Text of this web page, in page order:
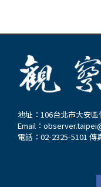
地址：106台北市大安
Email：
電話：02-2325-5101 傳